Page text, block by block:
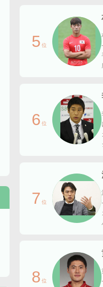
5 位
6 位
7 位
8 位